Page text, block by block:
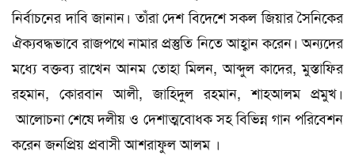
নির্বাচনের দাবি জানান। তাঁরা দেশ বিদেশে সকল জিয়ার সৈনিকের
ঐক্যবদ্ধভাবে রাজপথে নামার প্রস্তুতি নিতে আহ্বান করেন। অন্যদের
মধ্যে বক্তব্য রাখেন আনম তোহা মিলন, আব্দুল কাদের, মুস্তাফির
রহমান, কোরবান আলী, জাহিদুল রহমান, শাহআলম প্রমুখ।
আলোচনা শেষে দলীয় ও দেশাত্মবোধক সহ বিভিন্ন গান পরিবেশন
করেন জনপ্রিয় প্রবাসী আশরাফুল আলম ।